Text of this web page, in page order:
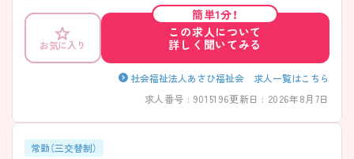
お気に入り
簡単1分！
この求人について
詳しく聞いてみる
社会福祉法人あさひ福祉会 求人一覧はこちら
求人番号 : 9015196更新日 : 2026年8月7日
常勤（三交替制）